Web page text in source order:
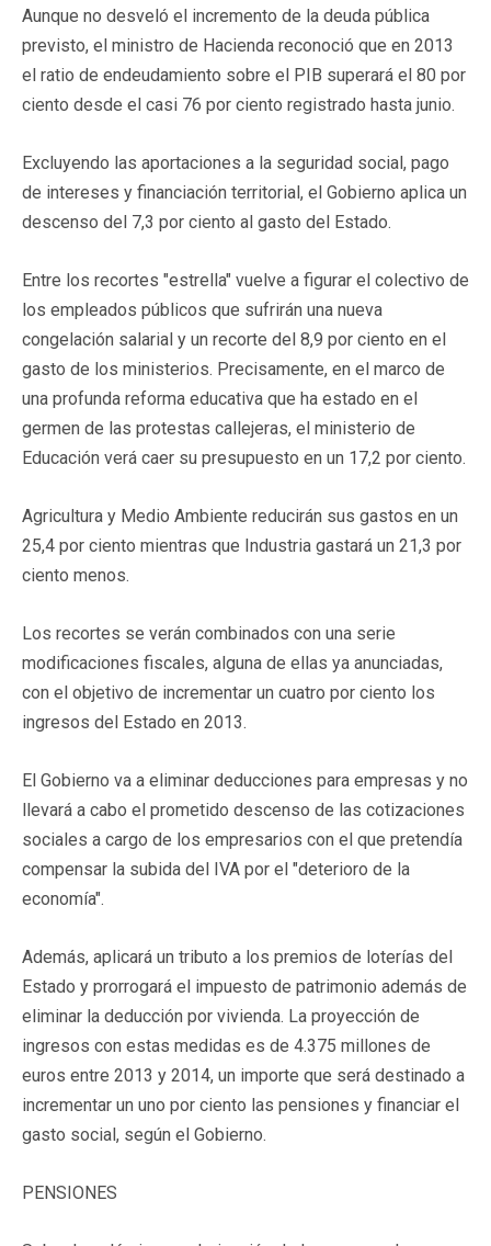
Aunque no desveló el incremento de la deuda pública
previsto, el ministro de Hacienda reconoció que en 2013
el ratio de endeudamiento sobre el PIB superará el 80 por
ciento desde el casi 76 por ciento registrado hasta junio.
Excluyendo las aportaciones a la seguridad social, pago
de intereses y financiación territorial, el Gobierno aplica un
descenso del 7,3 por ciento al gasto del Estado.
Entre los recortes "estrella" vuelve a figurar el colectivo de
los empleados públicos que sufrirán una nueva
congelación salarial y un recorte del 8,9 por ciento en el
gasto de los ministerios. Precisamente, en el marco de
una profunda reforma educativa que ha estado en el
germen de las protestas callejeras, el ministerio de
Educación verá caer su presupuesto en un 17,2 por ciento.
Agricultura y Medio Ambiente reducirán sus gastos en un
25,4 por ciento mientras que Industria gastará un 21,3 por
ciento menos.
Los recortes se verán combinados con una serie
modificaciones fiscales, alguna de ellas ya anunciadas,
con el objetivo de incrementar un cuatro por ciento los
ingresos del Estado en 2013.
El Gobierno va a eliminar deducciones para empresas y no
llevará a cabo el prometido descenso de las cotizaciones
sociales a cargo de los empresarios con el que pretendía
compensar la subida del IVA por el "deterioro de la
economía".
Además, aplicará un tributo a los premios de loterías del
Estado y prorrogará el impuesto de patrimonio además de
eliminar la deducción por vivienda. La proyección de
ingresos con estas medidas es de 4.375 millones de
euros entre 2013 y 2014, un importe que será destinado a
incrementar un uno por ciento las pensiones y financiar el
gasto social, según el Gobierno.
PENSIONES